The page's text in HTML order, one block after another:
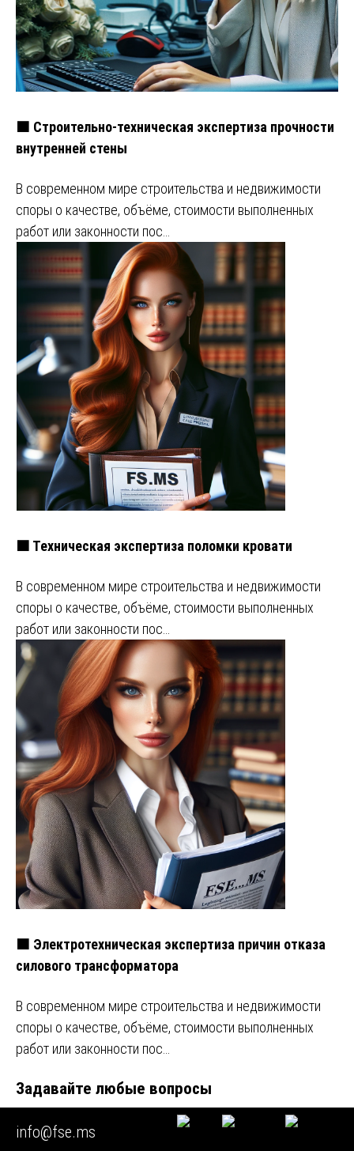
🟧 Строительно-техническая экспертиза прочности
внутренней стены
В современном мире строительства и недвижимости
споры о качестве, объёме, стоимости выполненных
работ или законности пос…
🟧 Техническая экспертиза поломки кровати
В современном мире строительства и недвижимости
споры о качестве, объёме, стоимости выполненных
работ или законности пос…
🟧 Электротехническая экспертиза причин отказа
силового трансформатора
В современном мире строительства и недвижимости
споры о качестве, объёме, стоимости выполненных
работ или законности пос…
Задавайте любые вопросы
info@fse.ms